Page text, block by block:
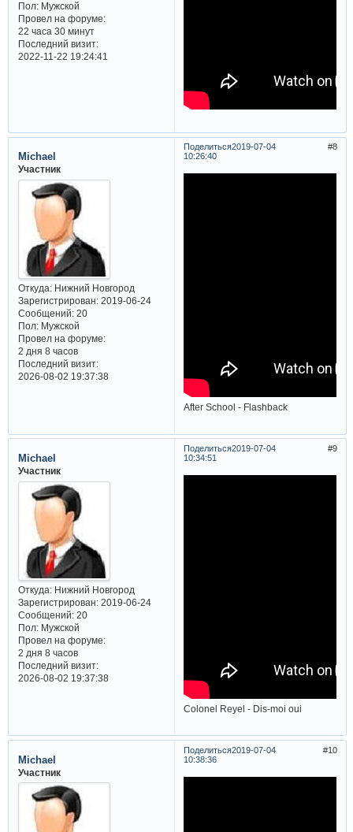
Пол:Мужской
Провел на форуме:
22 часа 30 минут
Последний визит:
2022-11-22 19:24:41
Поделиться 8
2019-07-04
10:26:40
Michael
Участник
Откуда:Нижний Новгород
Зарегистрирован: 2019-06-24
Сообщений:20
Пол:Мужской
Провел на форуме:
2 дня 8 часов
Последний визит:
2026-08-02 19:37:38
After School - Flashback
Поделиться 9
2019-07-04
10:34:51
Michael
Участник
Откуда:Нижний Новгород
Зарегистрирован: 2019-06-24
Сообщений:20
Пол:Мужской
Провел на форуме:
2 дня 8 часов
Последний визит:
2026-08-02 19:37:38
Colonel Reyel - Dis-moi oui
Поделиться 10
2019-07-04
10:38:36
Michael
Участник